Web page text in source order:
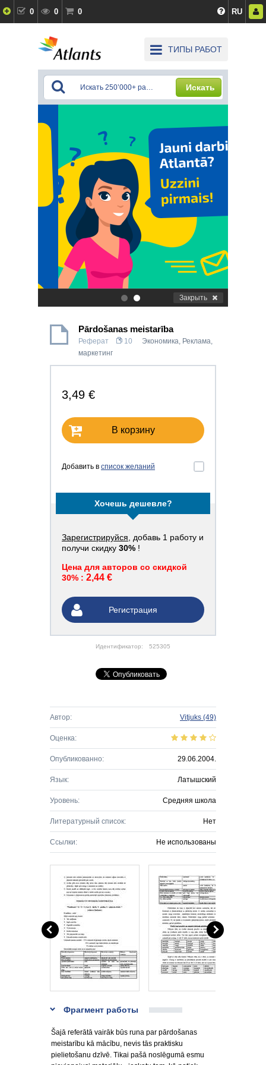
0 0 0 RU
ТИПЫ РАБОТ
Искать
. Закрыть
Pārdošanas meistarība
Реферат 10 Экономика, Реклама,
маркетинг
3,49 €
В корзину
Добавить в список желаний
Хочешь дешевле?
Зарегистрируйся , добавь 1 работу и
получи скидку 30% !
Цена для авторов со скидкой
30% : 2,44 €
Регистрация
Идентификатор: 525305
Автор: Vitjuks (49)
Оценка:
Опубликованно: 29.06.2004.
Язык: Латышский
Уровень: Средняя школа
Литературный список: Нет
Ссылки: Не использованы
Фрагмент работы
Šajā referātā vairāk būs runa par pārdošanas
meistarību kā mācību, nevis tās praktisku
pielietošanu dzīvē. Tikai pašā noslēgumā esmu